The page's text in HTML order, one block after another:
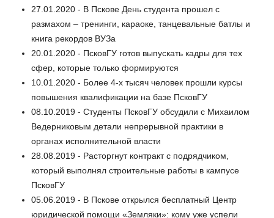
27.01.2020 - В Пскове День студента прошел с
размахом – тренинги, караоке, танцевальные батлы и
книга рекордов ВУЗа
20.01.2020 - ПсковГУ готов выпускать кадры для тех
сфер, которые только формируются
10.01.2020 - Более 4-х тысяч человек прошли курсы
повышения квалификации на базе ПсковГУ
08.10.2019 - Студенты ПсковГУ обсудили с Михаилом
Ведерниковым детали непрерывной практики в
органах исполнительной власти
28.08.2019 - Расторгнут контракт с подрядчиком,
который выполнял строительные работы в кампусе
ПсковГУ
05.06.2019 - В Пскове открылся бесплатный Центр
юридической помощи «Земляки»: кому уже успели